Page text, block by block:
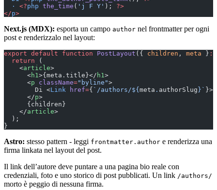
  ·
<?php the_time ( 'j F Y' ); ?>
</p>
Next.js (MDX): esporta un campo author nel frontmatter per ogni
post e renderizzalo nel layout:
export default function PostLayout ({ children , meta } :
  return
(
    <
article>
      <
h1>{meta.title}</ h1>
      <
p className="byline">
        Di <
Link href={ `/authors/${ meta . authorSlug }`
      </
p>
      {children}
    </
article>
  );
}
Astro: stesso pattern - leggi frontmatter.author e renderizza una
firma linkata nel layout del post.
Il link dell’autore deve puntare a una pagina bio reale con
credenziali, foto e uno storico di post pubblicati. Un link /authors/
morto è peggio di nessuna firma.